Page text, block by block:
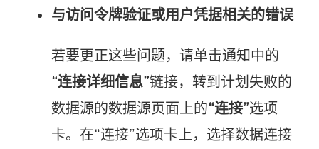
与访问令牌验证或用户凭据相关的错误
若要更正这些问题，请单击通知中的
“连接详细信息”链接，转到计划失败的
数据源的数据源页面上的“连接”选项
卡。在“连接”选项卡上，选择数据连接